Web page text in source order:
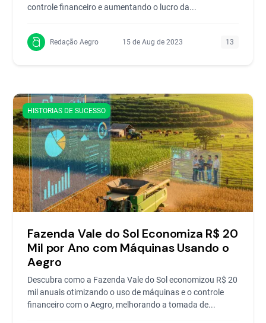
controle financeiro e aumentando o lucro da...
Redação Aegro 15 de Aug de 2023 13
HISTORIAS DE SUCESSO
Fazenda Vale do Sol Economiza R$ 20
Mil por Ano com Máquinas Usando o
Aegro
Descubra como a Fazenda Vale do Sol economizou R$ 20
mil anuais otimizando o uso de máquinas e o controle
financeiro com o Aegro, melhorando a tomada de...